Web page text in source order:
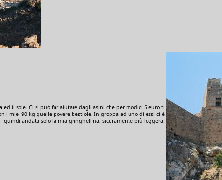
il sole. Ci si può far aiutare dagli asini che per modici 5 euro ti
i miei 90 kg quelle povere bestiole. In groppa ad uno di essi ci è
quindi andata solo la mia gringhellina, sicuramente più leggera.